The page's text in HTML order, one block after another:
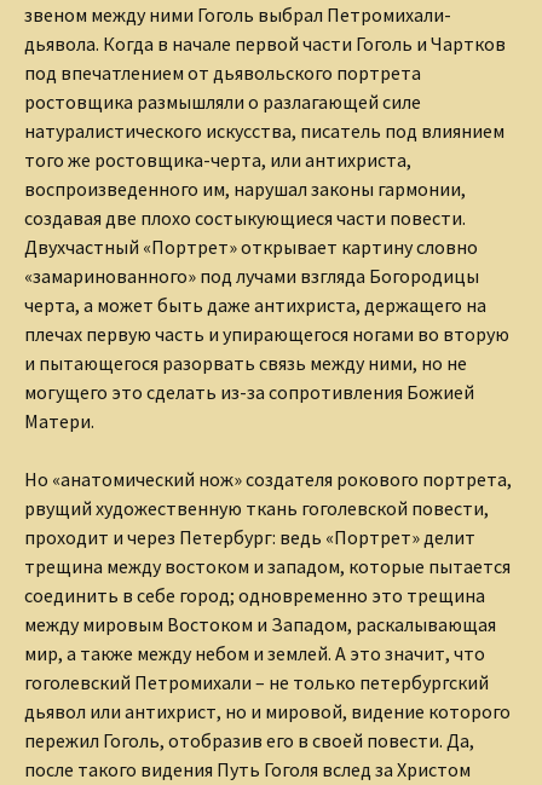
звеном между ними Гоголь выбрал Петромихали-
дьявола. Когда в начале первой части Гоголь и Чартков
под впечатлением от дьявольского портрета
ростовщика размышляли о разлагающей силе
натуралистического искусства, писатель под влиянием
того же ростовщика-черта, или антихриста,
воспроизведенного им, нарушал законы гармонии,
создавая две плохо состыкующиеся части повести.
Двухчастный «Портрет» открывает картину словно
«замаринованного» под лучами взгляда Богородицы
черта, а может быть даже антихриста, держащего на
плечах первую часть и упирающегося ногами во вторую
и пытающегося разорвать связь между ними, но не
могущего это сделать из-за сопротивления Божией
Матери.
Но «анатомический нож» создателя рокового портрета,
рвущий художественную ткань гоголевской повести,
проходит и через Петербург: ведь «Портрет» делит
трещина между востоком и западом, которые пытается
соединить в себе город; одновременно это трещина
между мировым Востоком и Западом, раскалывающая
мир, а также между небом и землей. А это значит, что
гоголевский Петромихали – не только петербургский
дьявол или антихрист, но и мировой, видение которого
пережил Гоголь, отобразив его в своей повести. Да,
после такого видения Путь Гоголя вслед за Христом